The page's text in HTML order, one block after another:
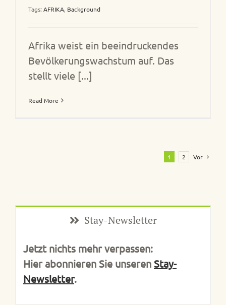
Tags: AFRIKA, Background
Afrika weist ein beeindruckendes
Bevölkerungswachstum auf. Das
stellt viele [...]
Read More
1 2 Vor
Stay-Newsletter
Jetzt nichts mehr verpassen:
Hier abonnieren Sie unseren Stay-
Newsletter.